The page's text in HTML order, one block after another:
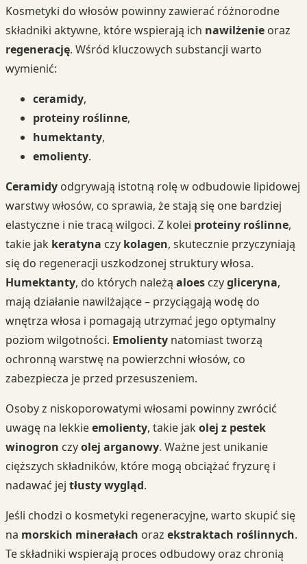
Kosmetyki do włosów powinny zawierać różnorodne
składniki aktywne, które wspierają ich nawilżenie oraz
regenerację. Wśród kluczowych substancji warto
wymienić:
ceramidy,
proteiny roślinne,
humektanty,
emolienty.
Ceramidy odgrywają istotną rolę w odbudowie lipidowej
warstwy włosów, co sprawia, że stają się one bardziej
elastyczne i nie tracą wilgoci. Z kolei proteiny roślinne,
takie jak keratyna czy kolagen, skutecznie przyczyniają
się do regeneracji uszkodzonej struktury włosa.
Humektanty, do których należą aloes czygliceryna,
mają działanie nawilżające – przyciągają wodę do
wnętrza włosa i pomagają utrzymać jego optymalny
poziom wilgotności. Emolienty natomiast tworzą
ochronną warstwę na powierzchni włosów, co
zabezpiecza je przed przesuszeniem.
Osoby z niskoporowatymi włosami powinny zwrócić
uwagę na lekkieemolienty, takie jak olej z pestek
winogron czyolej arganowy. Ważne jest unikanie
cięższych składników, które mogą obciążać fryzurę i
nadawać jej tłusty wygląd.
Jeśli chodzi o kosmetyki regeneracyjne, warto skupić się
na morskich minerałach oraz ekstraktach roślinnych.
Te składniki wspierają proces odbudowy oraz chronią